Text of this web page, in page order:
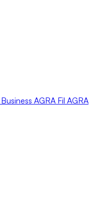
Business AGRA Fil AGRA